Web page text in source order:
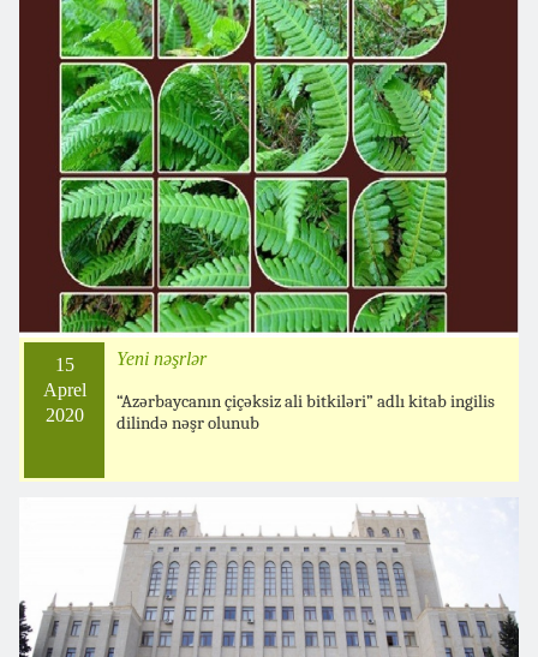
15
Aprel
2020
Yeni nəşrlər
“Azərbaycanın çiçəksiz ali bitkiləri” adlı kitab ingilis
dilində nəşr olunub